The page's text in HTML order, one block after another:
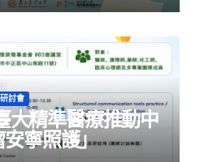
研討會
大精準醫療推動中
寧照護」